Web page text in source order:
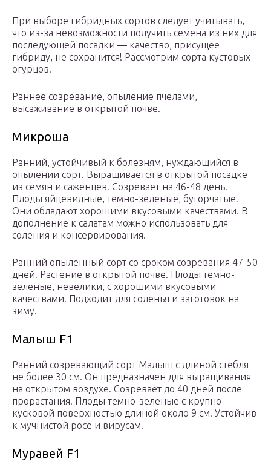
При выборе гибридных сортов следует учитывать,
что из-за невозможности получить семена из них для
последующей посадки — качество, присущее
гибриду, не сохранится! Рассмотрим сорта кустовых
огурцов.
Раннее созревание, опыление пчелами,
высаживание в открытой почве.
Микроша
Ранний, устойчивый к болезням, нуждающийся в
опылении сорт. Выращивается в открытой посадке
из семян и саженцев. Созревает на 46-48 день.
Плоды яйцевидные, темно-зеленые, бугорчатые.
Они обладают хорошими вкусовыми качествами. В
дополнение к салатам можно использовать для
соления и консервирования.
Ранний опыленный сорт со сроком созревания 47-50
дней. Растение в открытой почве. Плоды темно-
зеленые, невелики, с хорошими вкусовыми
качествами. Подходит для соленья и заготовок на
зиму.
Малыш F1
Ранний созревающий сорт Малыш с длиной стебля
не более 30 см. Он предназначен для выращивания
на открытом воздухе. Созревает до 40 дней после
прорастания. Плоды темно-зеленые с крупно-
кусковой поверхностью длиной около 9 см. Устойчив
к мучнистой росе и вирусам.
Муравей F1